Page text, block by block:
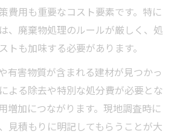
費用も重要なコスト要素です。特に
、廃棄物処理のルールが厳しく、処
トも加味する必要があります。
有害物質が含まれる建材が見つかっ
よる除去や特別な処分費が必要とな
増加につながります。現地調査時に
見積もりに明記してもらうことが大